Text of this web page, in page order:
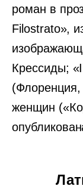
роман в
Filostrato»,
Крессиды;
женщин